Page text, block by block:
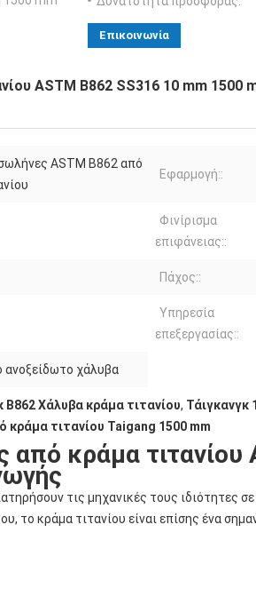
Επικοινωνία
ASTM B862 SS316 10 mm 1500
ASTM B862 από
Εφαρμογή::
Φινίρισμα
επιφάνειας::
Πάχος::
Υπηρεσία
επεξεργασίας::
χάλυβα
Β862 Χάλυβα κράμα τιτανίου, Τάιγκανγκ
κράμα τιτανίου Taigang 1500 mm
κράμα τιτανίου
τις μηχανικές τους ιδιότητες
το κράμα τιτανίου είναι επίσης ένα